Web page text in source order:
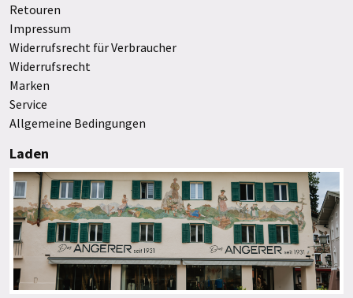
Retouren
Impressum
Widerrufsrecht für Verbraucher
Widerrufsrecht
Marken
Service
Allgemeine Bedingungen
Laden